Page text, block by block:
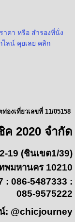
าคา หรือ สำรองที่นั่ง
ไลน์ คุยเลย คลิก
องเที่ยวเลขที่ 11/05158
ค 2020 จำกัด
19 (ชินเขต1/39)
พมหานคร 10210
: 086-5487333 :
085-9575222
: @chicjourney